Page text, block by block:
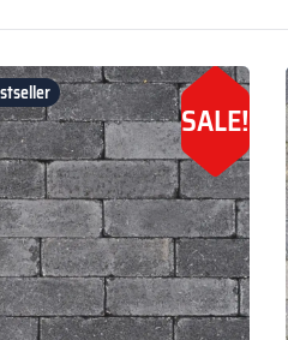
SALE!